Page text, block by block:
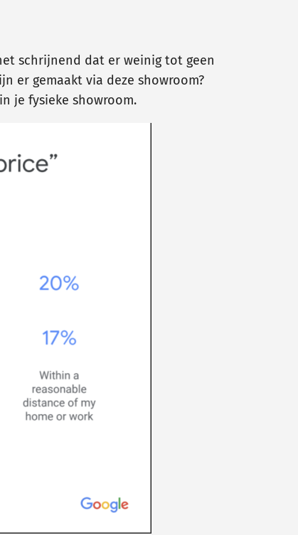
schrijnend dat er weinig tot geen
er gemaakt via deze showroom?
je fysieke showroom.